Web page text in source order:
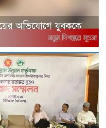
অভিযোগে যুবককে